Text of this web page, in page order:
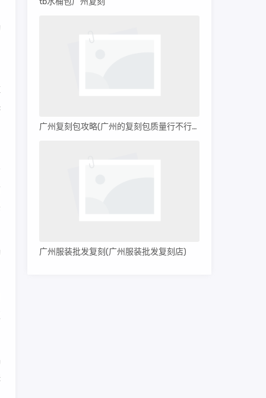
广州复刻包攻略(广州的复刻包质量行不行呀)
广州服装批发复刻(广州服装批发复刻店)